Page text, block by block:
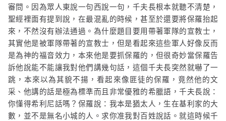
審問。因為眾人東說一句西說一句，千夫長根本就聽不清楚，
聖經裡面有提到說，在最混亂的時候，甚至於還要將保羅抬起
來，不然沒有辦法通過。為什麼題目要用帶著軍隊的宣教士，
其實他是被軍隊帶著的宣教士，但是看起來這些軍人好像反而
是為神的福音效力，本來他是要抓保羅的，但很奇妙當保羅告
訴他說能不能讓我對他們講幾句話，這個千夫長突然就嚇了一
跳，本來以為其貌不揚，看起來像匪徒的保羅，竟然他的文
采、他講的話是極為標準而且非常優雅的希臘語，千夫長說：
你懂得希利尼話嗎？保羅說：我本是猶太人，生在基利家的大
數，並不是無名小城的人。求你准我對百姓說話。就這時候千